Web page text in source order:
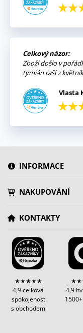
Celkový názor:
Zboží došlo v
tymián raší z
Vlasta
INFORMACE
NAKUPOVÁNÍ
KONTAKTY
★★★★★
4,9 celková
spokojenost
s obchodem
4,9